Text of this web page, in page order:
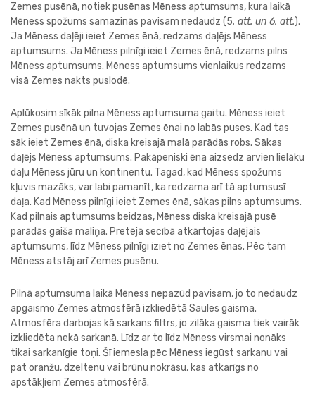
Zemes pusēnā, notiek pusēnas Mēness aptumsums, kura laikā
Mēness spožums samazinās pavisam nedaudz (5. att. un 6. att.).
Ja Mēness daļēji ieiet Zemes ēnā, redzams daļējs Mēness
aptumsums. Ja Mēness pilnīgi ieiet Zemes ēnā, redzams pilns
Mēness aptumsums. Mēness aptumsums vienlaikus redzams
visā Zemes nakts puslodē.
Aplūkosim sīkāk pilna Mēness aptumsuma gaitu. Mēness ieiet
Zemes pusēnā un tuvojas Zemes ēnai no labās puses. Kad tas
sāk ieiet Zemes ēnā, diska kreisajā malā parādās robs. Sākas
daļējs Mēness aptumsums. Pakāpeniski ēna aizsedz arvien lielāku
daļu Mēness jūru un kontinentu. Tagad, kad Mēness spožums
kļuvis mazāks, var labi pamanīt, ka redzama arī tā aptumsusī
daļa. Kad Mēness pilnīgi ieiet Zemes ēnā, sākas pilns aptumsums.
Kad pilnais aptumsums beidzas, Mēness diska kreisajā pusē
parādās gaiša maliņa. Pretējā secībā atkārtojas daļējais
aptumsums, līdz Mēness pilnīgi iziet no Zemes ēnas. Pēc tam
Mēness atstāj arī Zemes pusēnu.
Pilnā aptumsuma laikā Mēness nepazūd pavisam, jo to nedaudz
apgaismo Zemes atmosfērā izkliedētā Saules gaisma.
Atmosfēra darbojas kā sarkans filtrs, jo zilāka gaisma tiek vairāk
izkliedēta nekā sarkanā. Līdz ar to līdz Mēness virsmai nonāks
tikai sarkanīgie toņi. Šī iemesla pēc Mēness iegūst sarkanu vai
pat oranžu, dzeltenu vai brūnu nokrāsu, kas atkarīgs no
apstākļiem Zemes atmosfērā.